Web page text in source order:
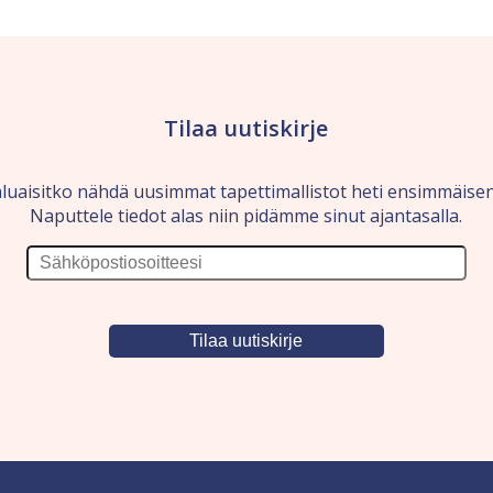
Tilaa uutiskirje
nähdä uusimmat tapettimallistot heti
Naputtele tiedot alas niin pidämme sinut ajantasalla.